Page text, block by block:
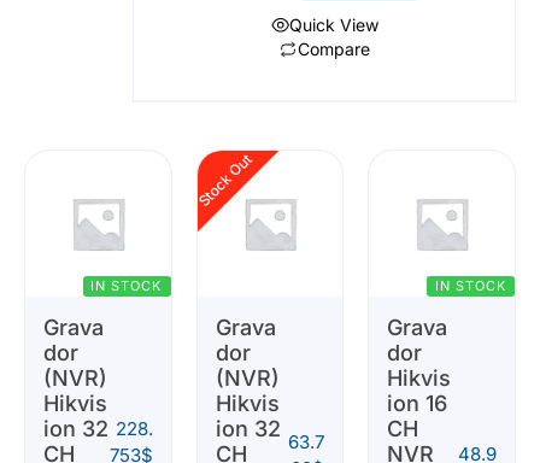
Quick View
Compare
IN STOCK
Grava
dor
(NVR)
Hikvis
ion 32
CH
228.
753$
Stock Out
Grava
dor
(NVR)
Hikvis
ion 32
CH
63.7
IN STOCK
Grava
dor
Hikvis
ion 16
CH
NVR
48.9